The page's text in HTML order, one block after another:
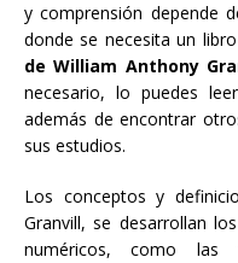
y comprensión depende
donde se necesita un
de William Anthony
necesario, lo puedes
además de encontrar
sus estudios.
Los conceptos y
Granvill, se desarrollan
numéricos, como las